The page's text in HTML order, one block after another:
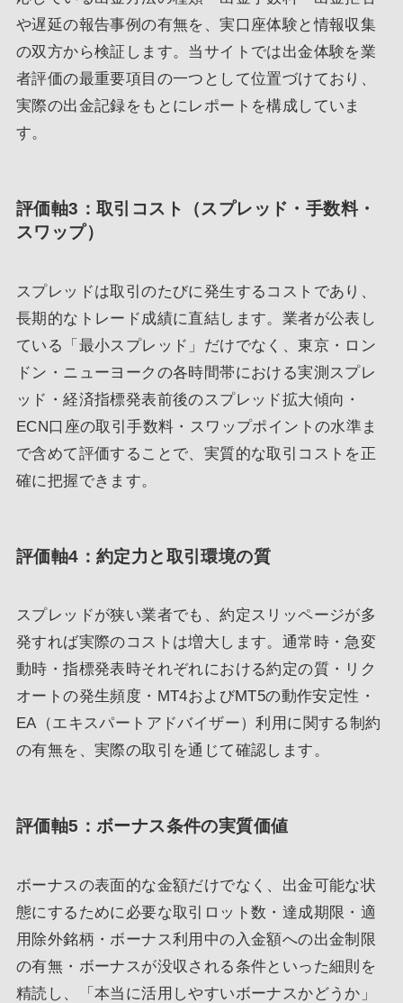
や遅延の報告事例の有無を、実口座体験と情報収集
の双方から検証します。当サイトでは出金体験を業
者評価の最重要項目の一つとして位置づけており、
実際の出金記録をもとにレポートを構成していま
す。
評価軸3：取引コスト（スプレッド・手数料・
スワップ）
スプレッドは取引のたびに発生するコストであり、
長期的なトレード成績に直結します。業者が公表し
ている「最小スプレッド」だけでなく、東京・ロン
ドン・ニューヨークの各時間帯における実測スプレ
ッド・経済指標発表前後のスプレッド拡大傾向・
ECN口座の取引手数料・スワップポイントの水準ま
で含めて評価することで、実質的な取引コストを正
確に把握できます。
評価軸4：約定力と取引環境の質
スプレッドが狭い業者でも、約定スリッページが多
発すれば実際のコストは増大します。通常時・急変
動時・指標発表時それぞれにおける約定の質・リク
オートの発生頻度・MT4およびMT5の動作安定性・
EA（エキスパートアドバイザー）利用に関する制約
の有無を、実際の取引を通じて確認します。
評価軸5：ボーナス条件の実質価値
ボーナスの表面的な金額だけでなく、出金可能な状
態にするために必要な取引ロット数・達成期限・適
用除外銘柄・ボーナス利用中の入金額への出金制限
の有無・ボーナスが没収される条件といった細則を
精読し、「本当に活用しやすいボーナスかどうか」